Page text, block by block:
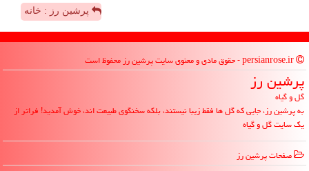
پرشین رز : خانه
پرشین رز
گل و گیاه
به پرشین رز، جایی که گل ها فقط زیبا نیستند، بلکه سخنگوی طبیعت اند، خوش آمدید! فراتر از
یک سایت گل و گیاه
صفحات پرشین رز